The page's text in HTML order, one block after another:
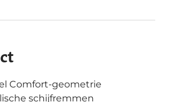
Comfort-geometrie
schijfremmen